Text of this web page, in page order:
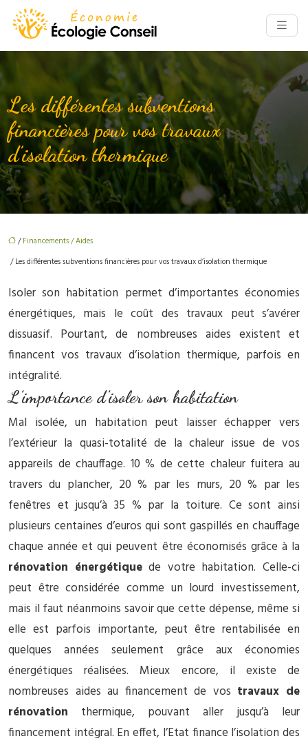
Les différentes subventions
financières pour vos travaux
d’isolation thermique
/Financements / Aides
/ Les différentes subventions financières pour vos travaux d’isolation thermique
Isoler son habitation permet d’importantes économies
énergétiques, mais le coût des travaux peut s’avérer
dissuasif. Pourtant, de nombreuses aides existent et
financent vos travaux d’isolation thermique, parfois en
intégralité.
L’importance d’isoler son habitation
Mal isolée, un habitation peut laisser échapper vers
l’extérieur la quasi-totalité de la chaleur issue de vos
appareils de chauffage. 10 % de cette chaleur fuitera au
travers du plancher, 20 % par les murs, 20 % par les
fenêtres et jusqu’à 35 % par la toiture. Ce sont ainsi
plusieurs centaines d’euros qui sont gaspillés en chauffage
chaque année et qui peuvent être économisés grâce à la
rénovation énergétiquede votre habitation. Celle-ci
peut être considérée comme un lourd investissement,
mais il faut néanmoins savoir que cette dépense, même si
elle est parfois importante, peut être rentabilisée en
quelques années seulement grâce aux économies
énergétiques réalisées. Mieux encore, il existe de
nombreuses aides au financement de vos travaux de
rénovation thermique, pouvant aller jusqu’à leur
financement intégral. En effet, l’Etat finance l’isolation des